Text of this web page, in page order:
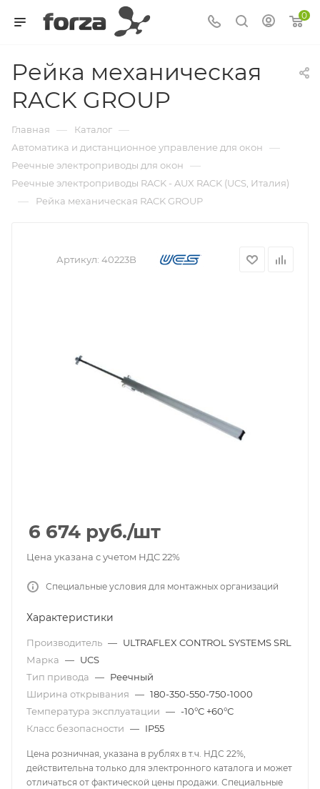
0
Рейка механическая
RACK GROUP
Главная — Каталог —
Автоматика и дистанционное управление для окон —
Реечные электроприводы для окон —
Реечные электроприводы RACK - AUX RACK (UCS, Италия)
— Рейка механическая RACK GROUP
Артикул: 40223B
6 674 руб./шт
Цена указана с учетом НДС 22%
Специальные условия для монтажных организаций
Характеристики
Производитель — ULTRAFLEX CONTROL SYSTEMS SRL
Марка — UCS
Тип привода — Реечный
Ширина открывания — 180-350-550-750-1000
Температура эксплуатации — -10°С +60°С
Класс безопасности — IP55
Цена розничная, указана в рублях в т.ч. НДС 22%,
действительна только для электронного каталога и может
отличаться от фактической цены продажи. Специальные